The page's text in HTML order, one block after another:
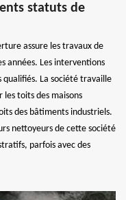
statuts de
assure les travaux de
années. Les interventions
qualifiés. La société travaille
toits des maisons
des bâtiments industriels.
nettoyeurs de cette société
parfois avec des